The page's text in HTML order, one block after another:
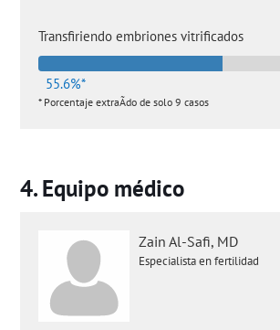
Transfiriendo embriones vitrificados
55.6%*
* Porcentaje extraÃ­do de solo 9 casos
Equipo médico
Zain Al-Safi, MD
Especialista en fertilidad